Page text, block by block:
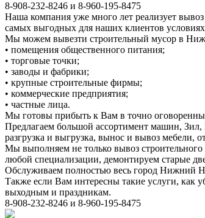
8-908-232-8246 и 8-960-195-8475
Наша компания уже много лет реализует
самых выгодных для наших клиентов
Мы можем вывезти строительный мусор в
• помещения общественного питания;
• торговые точки;
• заводы и фабрики;
• крупные строительные фирмы;
• коммерческие предприятия;
• частные лица.
Мы готовы прибыть к Вам в точно
Предлагаем большой ассортимент машин, Зил,
разгрузка и выгрузка, вынос и вывоз мебели,
Мы выполняем не только вывоз
любой специализации, демонтируем старые
Обслуживаем полностью весь город Нижний
Также если Вам интересны такие услуги,
выходным и праздникам.
8-908-232-8246 и 8-960-195-8475